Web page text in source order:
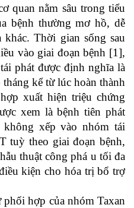
quan nằm sâu trong tiểu
bệnh thường mơ hồ, dễ
Thời gian sống sau
vào giai đoạn bệnh [1],
phát được định nghĩa là
kể từ lúc hoàn thành
xuất hiện triệu chứng
xem là bệnh tiên phát
xếp vào nhóm tái
tuỳ theo giai đoạn bệnh,
thuật công phá u tối đa
kiện cho hóa trị bổ trợ
hợp của nhóm Taxan